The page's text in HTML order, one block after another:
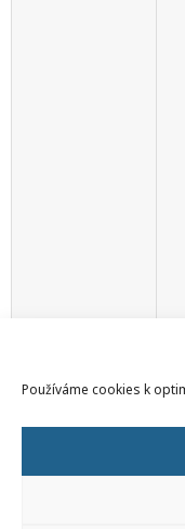
Používáme cookies k